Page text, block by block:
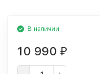
В наличии
10 990 ₽